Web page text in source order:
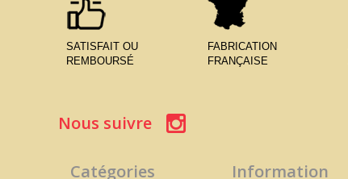
SATISFAIT OU
REMBOURSÉ
FABRICATION
FRANÇAISE
Nous suivre
Catégories Information